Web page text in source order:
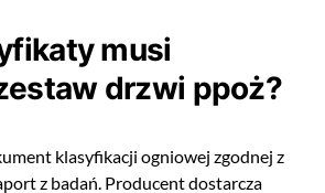
musi
drzwi ppoż?
klasyfikacji ogniowej zgodnej z
z badań. Producent dostarcza